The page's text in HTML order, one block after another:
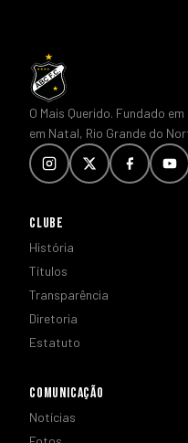
O Mais Querido. Fundado
em Natal, Rio Grande do
CLUBE
História
Títulos
Transparência
Diretoria
Estatuto
COMUNICAÇÃO
Notícias